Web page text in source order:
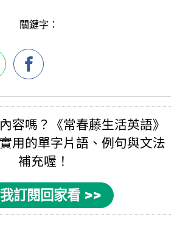
關鍵字：
容嗎？《常春藤生活英語》
用的單字片語 、例句與文法
補充喔！
訂閱回家看 >>